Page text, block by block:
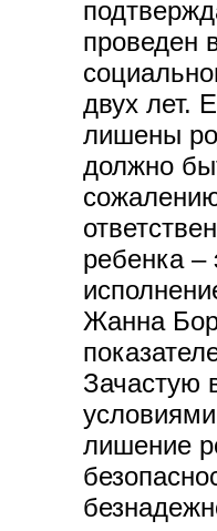
проведен
двух лет.
лишены
должно
ребенка –
Жанна
Зачастую
лишение